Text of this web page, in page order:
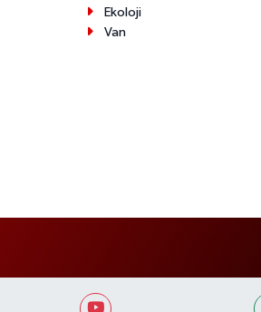
Ekoloji
Van